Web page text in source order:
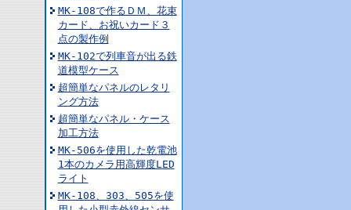
MK-108で作るＤＭ、花束
カード、お祝いカード３
点の製作例
MK-102で列車音が出る鉄
道模型ケース
超簡単なパネルのレタリ
ング方法
超簡単なパネル・ケース
加工方法
MK-506を使用した乾電池
1本のカメラ用高輝度LED
ライト
MK-108、303、505を使